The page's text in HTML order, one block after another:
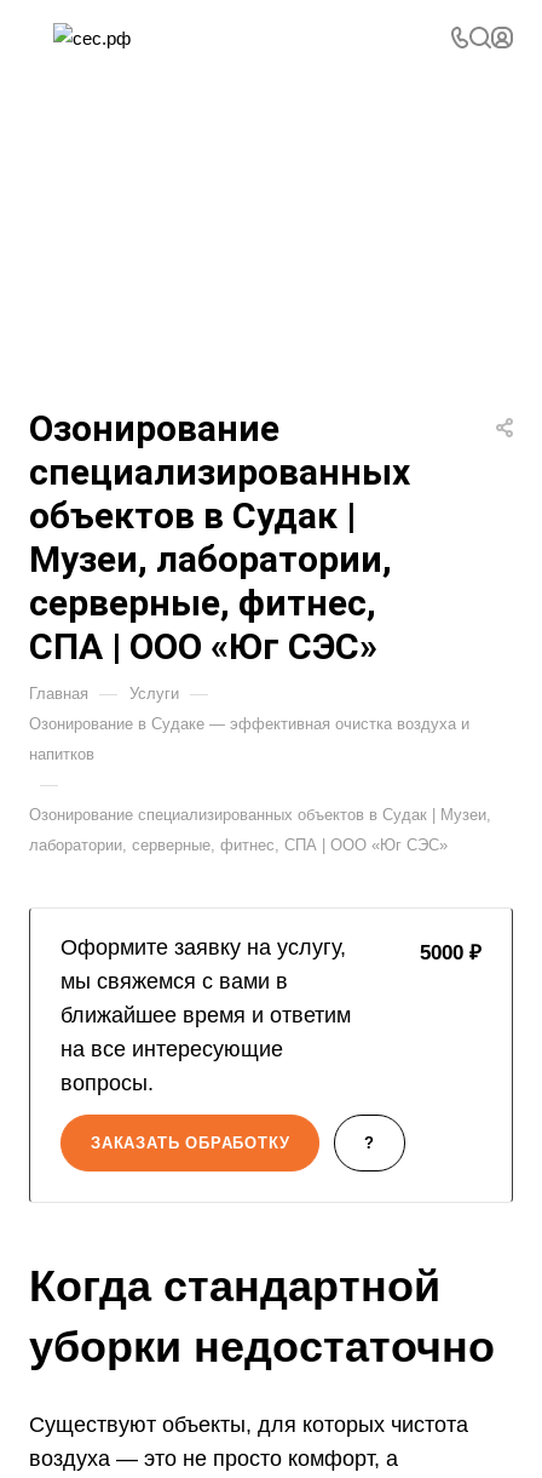
Озонирование
специализированных
объектов в Судак |
Музеи, лаборатории,
серверные, фитнес,
СПА | ООО «Юг СЭС»
Главная — Услуги —
Озонирование в Судаке — эффективная очистка воздуха и
напитков
—
Озонирование специализированных объектов в Судак | Музеи,
лаборатории, серверные, фитнес, СПА | ООО «Юг СЭС»
Оформите заявку на услугу,
мы свяжемся с вами в
ближайшее время и ответим
на все интересующие
вопросы.
5000 ₽
ЗАКАЗАТЬ ОБРАБОТКУ ?
Когда стандартной
уборки недостаточно
Существуют объекты, для которых чистота
воздуха — это не просто комфорт, а